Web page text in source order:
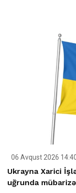
06 Avqust 2026
Ukrayna Xarici
uğrunda mübarizə